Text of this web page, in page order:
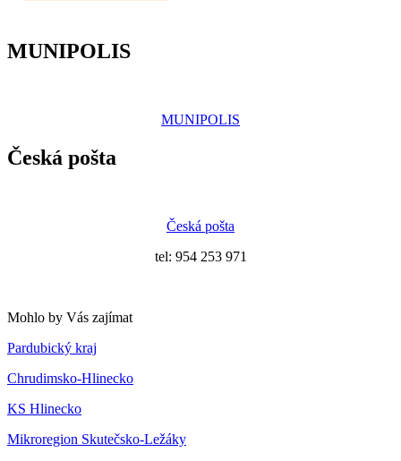
MUNIPOLIS
MUNIPOLIS
Česká pošta
Česká pošta
tel: 954 253 971
Mohlo by Vás zajímat
Pardubický kraj
Chrudimsko-Hlinecko
KS Hlinecko
Mikroregion Skutečsko-Ležáky